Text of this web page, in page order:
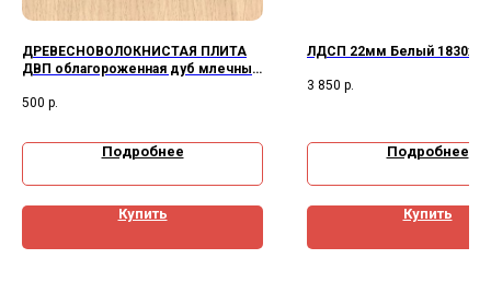
ДРЕВЕСНОВОЛОКНИСТАЯ ПЛИТА
ДВП облагороженная дуб млечный
500 р.
Подробнее
Купить
ЛДСП 22мм Белый
3 850 р.
Подробнее
Купить